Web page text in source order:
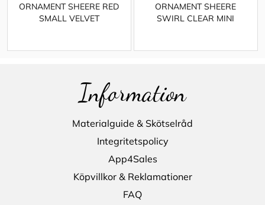
ORNAMENT SHEERE RED
SMALL VELVET
ORNAMENT SHEERE
SWIRL CLEAR MINI
Information
Materialguide & Skötselråd
Integritetspolicy
App4Sales
Köpvillkor & Reklamationer
FAQ